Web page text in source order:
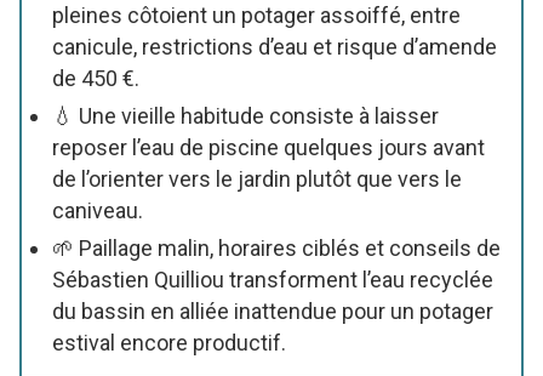
pleines côtoient un potager assoiffé, entre
canicule, restrictions d’eau et risque d’amende
de 450 €.
💧 Une vieille habitude consiste à laisser
reposer l’eau de piscine quelques jours avant
de l’orienter vers le jardin plutôt que vers le
caniveau.
🌱 Paillage malin, horaires ciblés et conseils de
Sébastien Quilliou transforment l’eau recyclée
du bassin en alliée inattendue pour un potager
estival encore productif.